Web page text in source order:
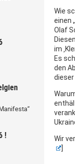
Wie
einen
Olaf
im
Es
den
dieser
Wir
]
!